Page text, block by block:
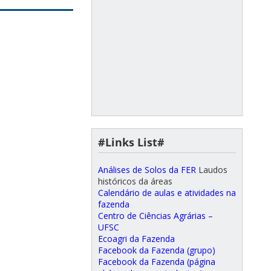
#Links List#
Análises de Solos da FER Laudos
históricos da áreas
Calendário de aulas e atividades na
fazenda
Centro de Ciências Agrárias –
UFSC
Ecoagri da Fazenda
Facebook da Fazenda (grupo)
Facebook da Fazenda (página